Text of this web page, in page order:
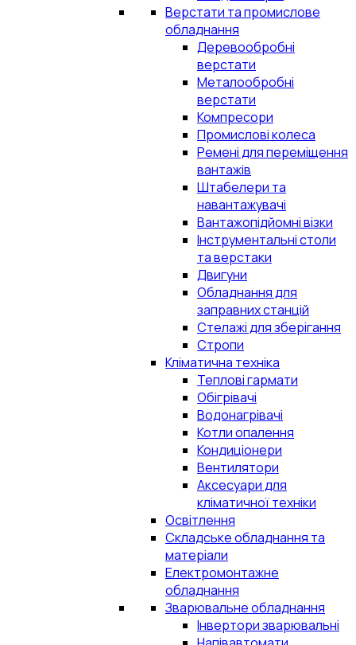
Верстати та промислове
обладнання
Деревообробні
верстати
Металообробні
верстати
Компресори
Промислові колеса
Ремені для переміщення
вантажів
Штабелери та
навантажувачі
Вантажопідйомні візки
Інструментальні столи
та верстаки
Двигуни
Обладнання для
заправних станцій
Стелажі для зберігання
Стропи
Кліматична техніка
Теплові гармати
Обігрівачі
Водонагрівачі
Котли опалення
Кондиціонери
Вентилятори
Аксесуари для
кліматичної техніки
Освітлення
Складське обладнання та
матеріали
Електромонтажне
обладнання
Зварювальне обладнання
Інвертори зварювальні